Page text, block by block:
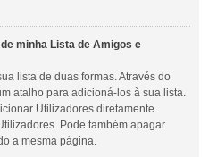
minha Lista de Amigos e
lista de duas formas. Através do
atalho para adicioná-los à sua lista.
Utilizadores diretamente
Pode também apagar
a mesma página.